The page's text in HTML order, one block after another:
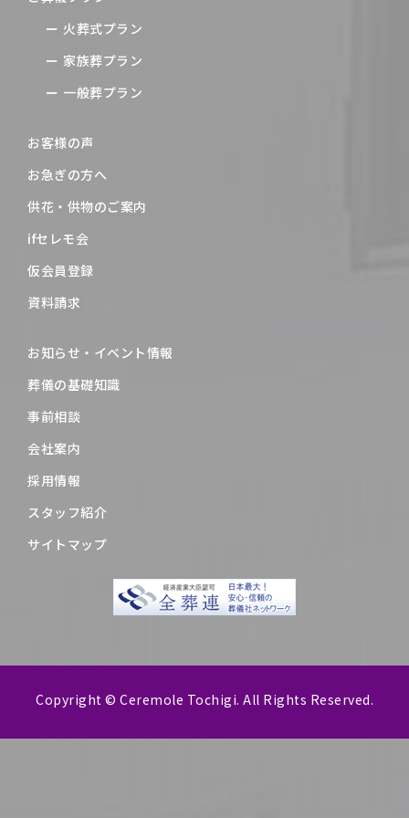
火葬式プラン
家族葬プラン
一般葬プラン
お客様の声
お急ぎの方へ
供花・供物のご案内
ifセレモ会
仮会員登録
資料請求
お知らせ・イベント情報
葬儀の基礎知識
事前相談
会社案内
採用情報
スタッフ紹介
サイトマップ
Copyright © Ceremole Tochigi. All Rights Reserved.